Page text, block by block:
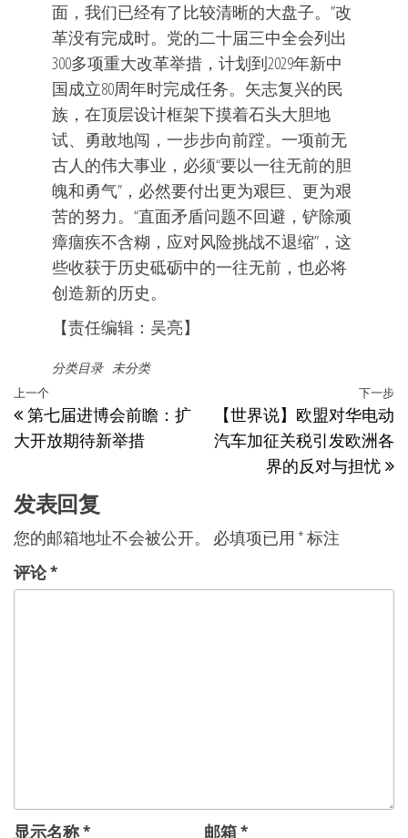
面，我们已经有了比较清晰的大盘子。”改
革没有完成时。党的二十届三中全会列出
300多项重大改革举措，计划到2029年新中
国成立80周年时完成任务。矢志复兴的民
族，在顶层设计框架下摸着石头大胆地
试、勇敢地闯，一步步向前蹚。一项前无
古人的伟大事业，必须“要以一往无前的胆
魄和勇气”，必然要付出更为艰巨、更为艰
苦的努力。“直面矛盾问题不回避，铲除顽
瘴痼疾不含糊，应对风险挑战不退缩”，这
些收获于历史砥砺中的一往无前，也必将
创造新的历史。
【责任编辑：吴亮】
分类目录 未分类
文
章
导
航
上
一
篇
章
上一个
第七届进博会前瞻：扩
大开放期待新举措
下一步
【世界说】欧盟对华电动
汽车加征关税引发欧洲各
界的反对与担忧
发表回复
您的邮箱地址不会被公开。 必填项已用 *标注
评论*
显示名称* 邮箱*